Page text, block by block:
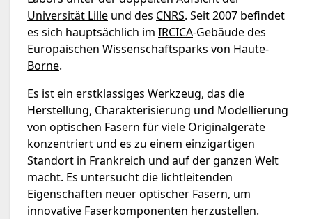
Universität Lille und des CNRS. Seit 2007 befindet
es sich hauptsächlich im IRCICA-Gebäude des
Europäischen Wissenschaftsparks von Haute-
Borne.
Es ist ein erstklassiges Werkzeug, das die
Herstellung, Charakterisierung und Modellierung
von optischen Fasern für viele Originalgeräte
konzentriert und es zu einem einzigartigen
Standort in Frankreich und auf der ganzen Welt
macht. Es untersucht die lichtleitenden
Eigenschaften neuer optischer Fasern, um
innovative Faserkomponenten herzustellen.